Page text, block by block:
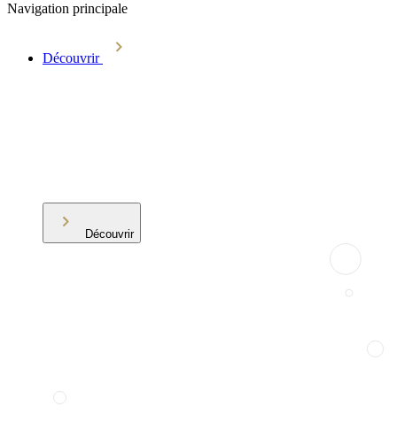
Navigation principale
Découvrir
Découvrir